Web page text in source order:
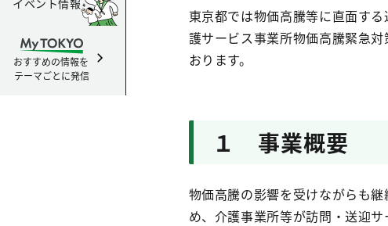
イベント情報
おすすめの情報を
テーマごとに発信
東京都では物価高騰等に直面す
護サービス事業所物価高騰緊急
おります。
１ 事業概要
物価高騰の影響を受けながらも
め、介護事業所等が訪問・送迎